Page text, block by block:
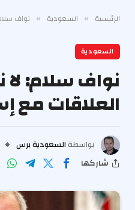
الرئيسية » السعودية » نواف
السعودية
نواف سلام:
العلاقات مع
بواسطة السعودية برس
شاركها